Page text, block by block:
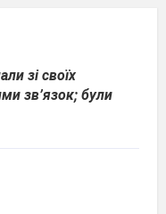
зі своїх
зв’язок; були